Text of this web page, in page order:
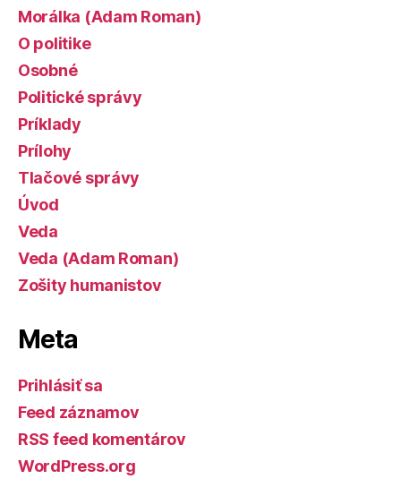
Morálka (Adam Roman)
O politike
Osobné
Politické správy
Príklady
Prílohy
Tlačové správy
Úvod
Veda
Veda (Adam Roman)
Zošity humanistov
Meta
Prihlásiť sa
Feed záznamov
RSS feed komentárov
WordPress.org